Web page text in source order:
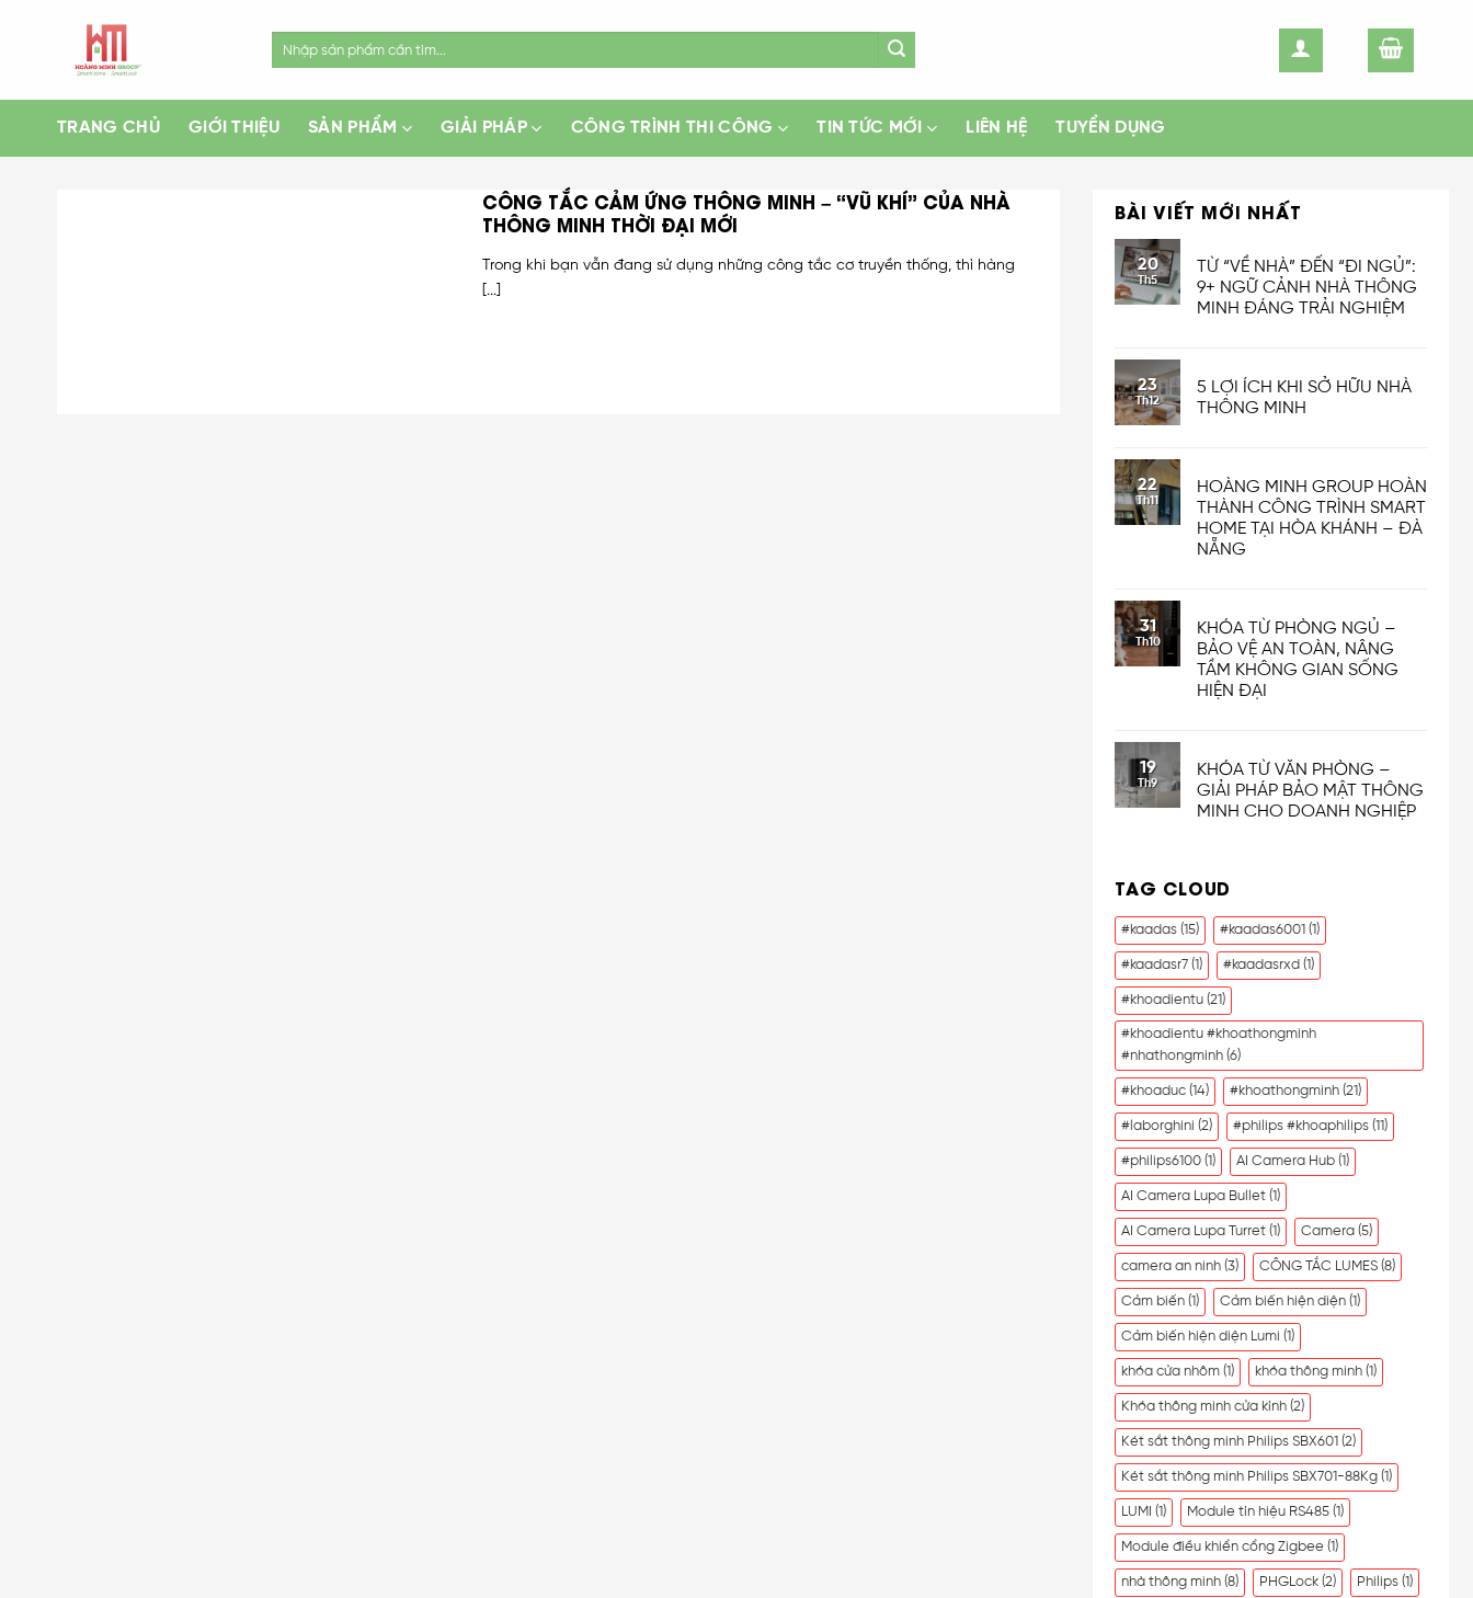
TRANG CHỦ GIỚI THIỆU SẢN PHẨM GIẢI PHÁP CÔNG TRÌNH THI CÔNG TIN TỨC MỚI LIÊN HỆ TUYỂN DỤNG
CÔNG TẮC CẢM ỨNG THÔNG MINH – “VŨ KHÍ” CỦA NHÀ
THÔNG MINH THỜI ĐẠI MỚI
Trong khi bạn vẫn đang sử dụng những công tắc cơ truyền thống, thì hàng
[...]
BÀI VIẾT MỚI NHẤT
20
Th5
TỪ “VỀ NHÀ” ĐẾN “ĐI NGỦ”:
9+ NGỮ CẢNH NHÀ THÔNG
MINH ĐÁNG TRẢI NGHIỆM
23
Th12
5 LỢI ÍCH KHI SỞ HỮU NHÀ
THÔNG MINH
22
Th11
HOÀNG MINH GROUP HOÀN
THÀNH CÔNG TRÌNH SMART
HOME TẠI HÒA KHÁNH – ĐÀ
NẴNG
31
Th10
KHÓA TỪ PHÒNG NGỦ –
BẢO VỆ AN TOÀN, NÂNG
TẦM KHÔNG GIAN SỐNG
HIỆN ĐẠI
19
Th9
KHÓA TỪ VĂN PHÒNG –
GIẢI PHÁP BẢO MẬT THÔNG
MINH CHO DOANH NGHIỆP
TAG CLOUD
#kaadas (15) #kaadas6001 (1)
#kaadasr7 (1) #kaadasrxd (1)
#khoadientu (21)
#khoadientu #khoathongminh
#nhathongminh (6)
#khoaduc (14) #khoathongminh (21)
#laborghini (2) #philips #khoaphilips (11)
#philips6100 (1) AI Camera Hub (1)
AI Camera Lupa Bullet (1)
AI Camera Lupa Turret (1) Camera (5)
camera an ninh (3) CÔNG TẮC LUMES (8)
Cảm biến (1) Cảm biến hiện diện (1)
Cảm biến hiện diện Lumi (1)
khóa cửa nhôm (1) khóa thông minh (1)
Khóa thông minh cửa kính (2)
Két sắt thông minh Philips SBX601 (2)
Két sắt thông minh Philips SBX701-88Kg (1)
LUMI (1) Module tín hiệu RS485 (1)
Module điều khiển cổng Zigbee (1)
nhà thông minh (8) PHGLock (2) Philips (1)